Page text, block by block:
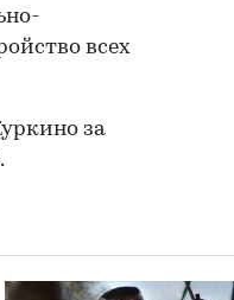
всех
за